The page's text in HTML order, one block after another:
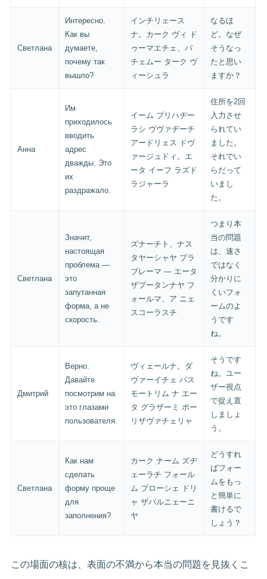
Светлана
Интересно.
Как вы
думаете,
почему так
вышло?
インチリェース
ナ。カーク ヴィ ド
ゥーマエチェ、パ
チェムー ターク ヴ
ィーシュラ
なるほ
ど。なぜ
そうなっ
たと思い
ますか？
Анна
Им
приходилось
вводить
адрес
дважды. Это
их
раздражало.
イーム プリハヂー
ラシ ヴヴァヂーチ
アードリェス ドヴ
ァージュドィ。エ
ータ イーフ ラズド
ラジャーラ
住所を2回
入力させ
られてい
ました。
それでい
らだって
いまし
た。
Светлана
Значит,
настоящая
проблема —
это
запутанная
форма, а не
скорость.
ズナーチト、ナス
タヤーシャヤ プラ
ブレーマ — エータ
ザプータンナヤ フ
ォールマ、ア ニェ
スコーラスチ
つまり本
当の問題
は、速さ
ではなく
分かりに
くいフォ
ームのよ
うです
ね。
Дмитрий
Верно.
Давайте
посмотрим на
это глазами
пользователя.
ヴィェールナ。ダ
ヴァーイチェ パス
モートリム ナ エー
タ グラザーミ ポー
リザヴァチェリャ
そうです
ね。ユー
ザー視点
で捉え直
しましょ
う。
Светлана
Как нам
сделать
форму проще
для
заполнения?
カーク ナーム ズヂ
ェーラチ フォール
ム プローシェ ドリ
ャ ザパルニェーニ
ヤ
どうすれ
ばフォー
ムをもっ
と簡単に
書けるで
しょう？
この場面の核は、表面の不満から本当の問題を見抜くこ